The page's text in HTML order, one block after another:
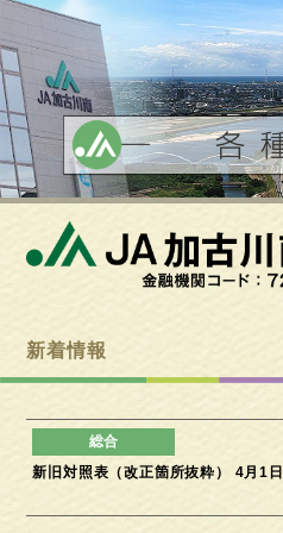
新着情報
新旧対照表（改正箇所抜粋） 4月1日